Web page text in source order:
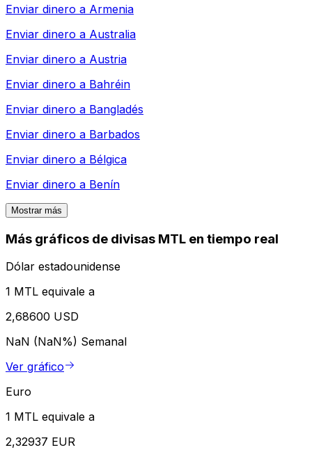
Enviar dinero a Armenia
Enviar dinero a Australia
Enviar dinero a Austria
Enviar dinero a Bahréin
Enviar dinero a Bangladés
Enviar dinero a Barbados
Enviar dinero a Bélgica
Enviar dinero a Benín
Mostrar más
Más gráficos de divisas MTL en tiempo real
Dólar estadounidense
1 MTL equivale a
2,68600 USD
NaN (NaN%) Semanal
Ver gráfico
Euro
1 MTL equivale a
2,32937 EUR